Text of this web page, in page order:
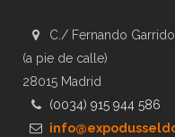
C./ Fernando
(a pie de calle)
28015 Madrid
(0034) 915 944 586